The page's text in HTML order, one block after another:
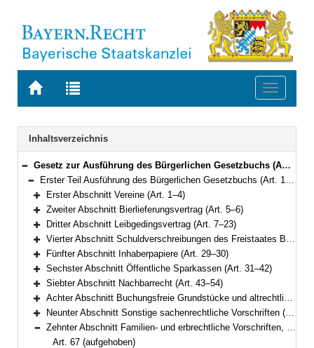
Zur
BAYERN.RECHT
Zur
letzten
Suche
Toggle
Navigation
Inhaltsverzeichnis
Bereich reduzieren
Gesetz zur Ausführung des Bürgerlichen Gesetzbuchs (AGBGB) Vom 20. September 1982 (BayRS IV S. 571) BayRS 400-1-J (Art. 1–80)
Bereich reduzieren
Erster Teil Ausführung des Bürgerlichen Gesetzbuchs (Art. 1–74)
Bereich erweitern
Erster Abschnitt Vereine (Art. 1–4)
Bereich erweitern
Zweiter Abschnitt Bierlieferungsvertrag (Art. 5–6)
Bereich erweitern
Dritter Abschnitt Leibgedingsvertrag (Art. 7–23)
Bereich erweitern
Vierter Abschnitt Schuldverschreibungen des Freistaates Bayern und anderer ihm angehörender juristischer Personen des öffentlichen Rechts (Art. 24–28)
Bereich erweitern
Fünfter Abschnitt Inhaberpapiere (Art. 29–30)
Bereich erweitern
Sechster Abschnitt Öffentliche Sparkassen (Art. 31–42)
Bereich erweitern
Siebter Abschnitt Nachbarrecht (Art. 43–54)
Bereich erweitern
Achter Abschnitt Buchungsfreie Grundstücke und altrechtliche Grunddienstbarkeiten (Art. 55–60)
Bereich erweitern
Neunter Abschnitt Sonstige sachenrechtliche Vorschriften (Art. 61–66)
Bereich reduzieren
Zehnter Abschnitt Familien- und erbrechtliche Vorschriften, Vollziehung von Auflagen (Art. 67–69)
Art. 67 (aufgehoben)